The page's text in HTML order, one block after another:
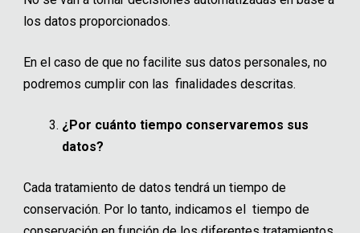
los datos proporcionados.
En el caso de que no facilite sus datos personales, no
podremos cumplir con las finalidades descritas.
¿Por cuánto tiempo conservaremos sus
datos?
Cada tratamiento de datos tendrá un tiempo de
conservación. Por lo tanto, indicamos el tiempo de